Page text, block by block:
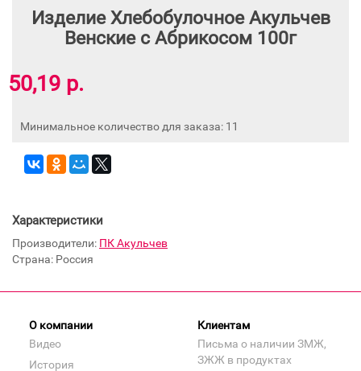
Изделие Хлебобулочное Акульчев
Венские с Абрикосом 100г
50,19 р.
Минимальное количество для заказа: 11
Характеристики
Производители: ПК Акульчев
Страна: Россия
О компании
Видео
История
Клиентам
Письма о наличии ЗМЖ,
ЗЖЖ в продуктах